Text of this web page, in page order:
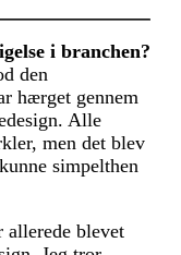
i branchen?
den
hærget gennem
Alle
men det blev
simpelthen
allerede blevet